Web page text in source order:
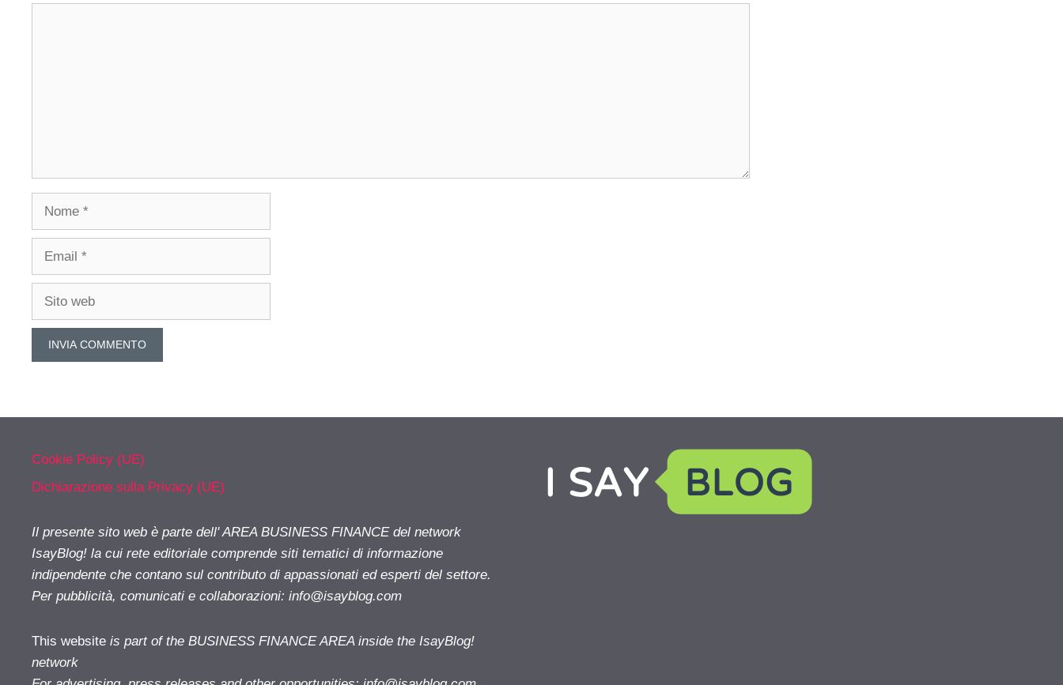
Nome
Email
Sito
Cookie Policy (UE)
Dichiarazione sulla Privacy (UE)
Il presente sito web è parte dell' AREA BUSINESS FINANCE del network
IsayBlog! la cui rete editoriale comprende siti tematici di informazione
indipendente che contano sul contributo di appassionati ed esperti del settore.
Per pubblicità, comunicati e collaborazioni: info@isayblog.com
This website is part of the BUSINESS FINANCE AREA inside the IsayBlog!
network